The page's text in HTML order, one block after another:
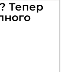
Тепер